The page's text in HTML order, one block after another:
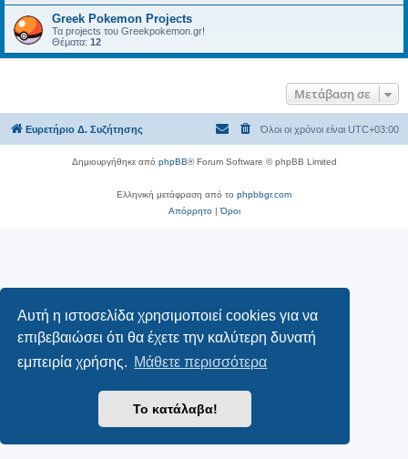
Αυτή η ιστοσελίδα χρησιμοποιεί cookies για να
επιβεβαιώσει ότι θα έχετε την καλύτερη δυνατή
εμπειρία χρήσης. Μάθετε περισσότερα
Το κατάλαβα!
Greek Pokemon Projects
Τα projects του Greekpokemon.gr!
Θέματα: 12
Μετάβαση σε
Ευρετήριο Δ. Συζήτησης Όλοι οι χρόνοι είναι UTC+03:00
Δημιουργήθηκε από phpBB® Forum Software © phpBB Limited
Ελληνική μετάφραση από το phpbbgr.com
Απόρρητο|Όροι